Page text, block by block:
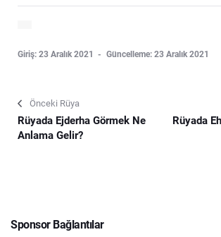
Giriş: 23 Aralık 2021 Güncelleme: 23 Aralık 2021
Önceki Rüya
Rüyada Ejderha Görmek Ne
Anlama Gelir?
Rüyada
Sponsor Bağlantılar